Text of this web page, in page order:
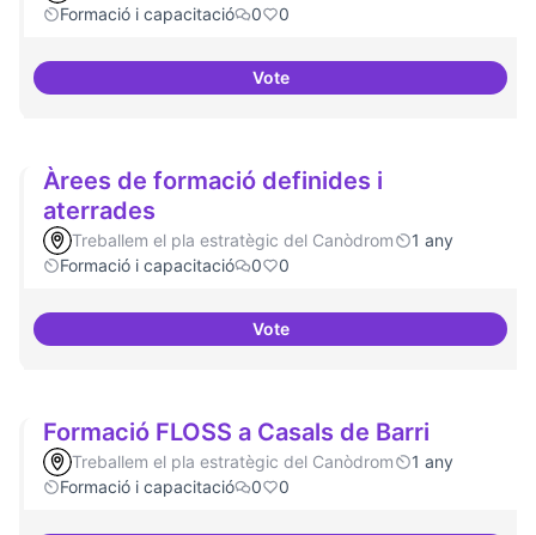
Formació i capacitació
0 0
VoteConsolidar oferta antena
Àrees de formació definides i
aterrades
Treballem el pla estratègic del Canòdrom
1 any
Formació i capacitació
0 0
VoteÀrees de formació definides i
Formació FLOSS a Casals de Barri
Treballem el pla estratègic del Canòdrom
1 any
Formació i capacitació
0 0